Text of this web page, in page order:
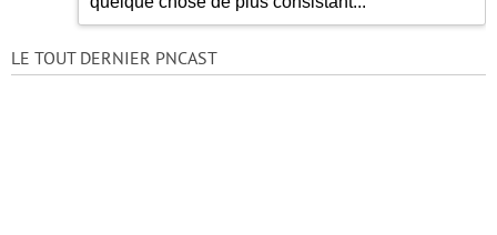
LE TOUT DERNIER PNCAST